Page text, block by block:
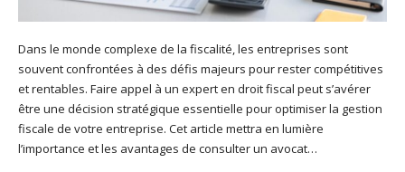
Dans le monde complexe de la fiscalité, les entreprises sont
souvent confrontées à des défis majeurs pour rester compétitives
et rentables. Faire appel à un expert en droit fiscal peut s’avérer
être une décision stratégique essentielle pour optimiser la gestion
fiscale de votre entreprise. Cet article mettra en lumière
l’importance et les avantages de consulter un avocat…